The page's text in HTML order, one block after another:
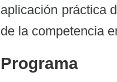
aplicación práctica
de la competencia
Programa